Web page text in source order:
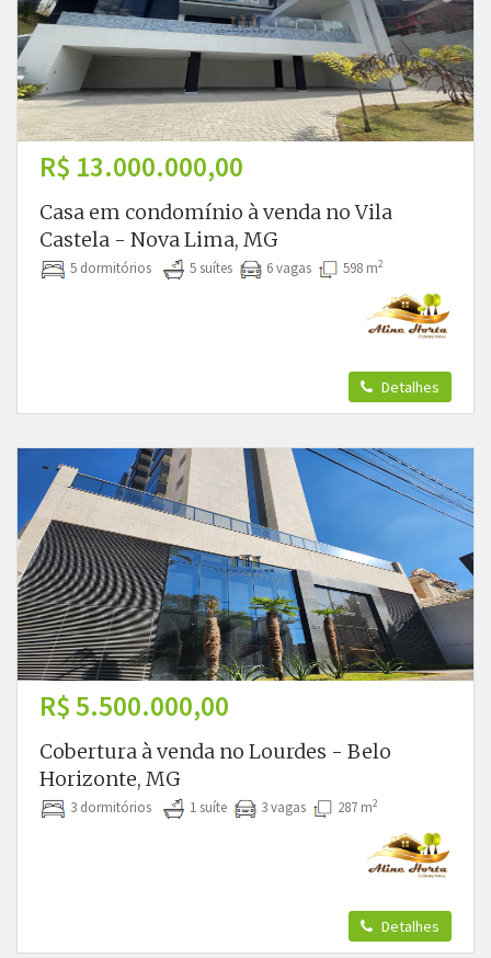
R$ 13.000.000,00
Casa em condomínio à venda no Vila
Castela - Nova Lima, MG
5 dormitórios 5 suítes 6 vagas 598 m2
Detalhes
R$ 5.500.000,00
Cobertura à venda no Lourdes - Belo
Horizonte, MG
3 dormitórios 1 suíte 3 vagas 287 m2
Detalhes